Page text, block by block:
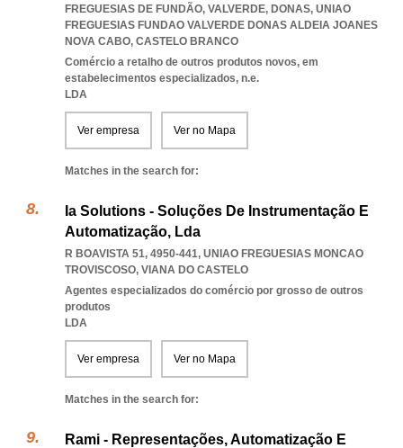
FREGUESIAS DE FUNDÃO, VALVERDE, DONAS, UNIAO
FREGUESIAS FUNDAO VALVERDE DONAS ALDEIA JOANES
NOVA CABO, CASTELO BRANCO
Comércio a retalho de outros produtos novos, em
estabelecimentos especializados, n.e.
LDA
Ver empresa Ver no Mapa
Matches in the search for:
Ia Solutions - Soluções De Instrumentação E
Automatização, Lda
R BOAVISTA 51, 4950-441, UNIAO FREGUESIAS MONCAO
TROVISCOSO, VIANA DO CASTELO
Agentes especializados do comércio por grosso de outros
produtos
LDA
Ver empresa Ver no Mapa
Matches in the search for:
Rami - Representações, Automatização E